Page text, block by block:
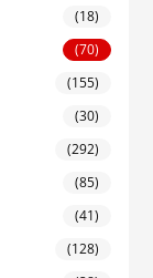
(18)
(70)
(155)
(30)
(292)
(85)
(41)
(128)